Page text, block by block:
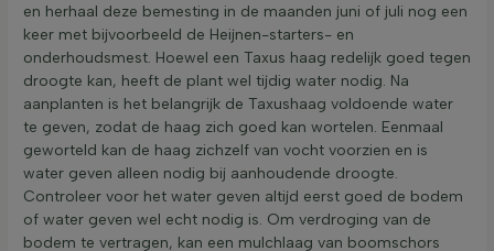
en herhaal deze bemesting in de maanden juni of juli nog een
keer met bijvoorbeeld de Heijnen-starters- en
onderhoudsmest. Hoewel een Taxus haag redelijk goed tegen
droogte kan, heeft de plant wel tijdig water nodig. Na
aanplanten is het belangrijk de Taxushaag voldoende water
te geven, zodat de haag zich goed kan wortelen. Eenmaal
geworteld kan de haag zichzelf van vocht voorzien en is
water geven alleen nodig bij aanhoudende droogte.
Controleer voor het water geven altijd eerst goed de bodem
of water geven wel echt nodig is. Om verdroging van de
bodem te vertragen, kan een mulchlaag van boomschors